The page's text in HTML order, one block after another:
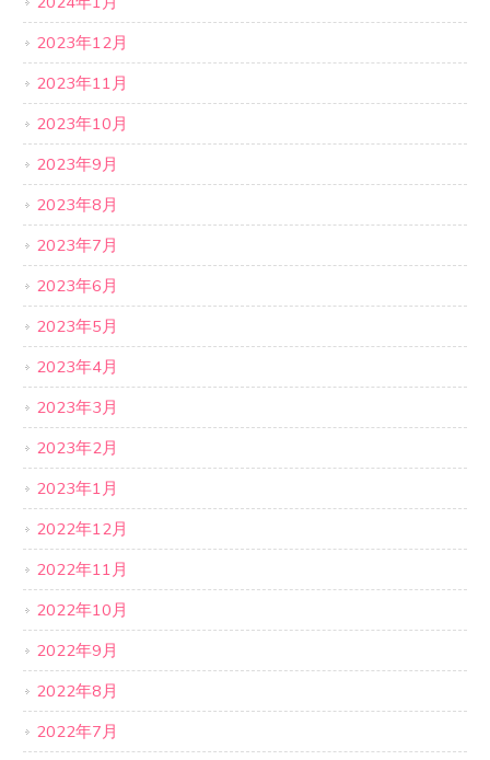
2023年12月
2023年11月
2023年10月
2023年9月
2023年8月
2023年7月
2023年6月
2023年5月
2023年4月
2023年3月
2023年2月
2023年1月
2022年12月
2022年11月
2022年10月
2022年9月
2022年8月
2022年7月